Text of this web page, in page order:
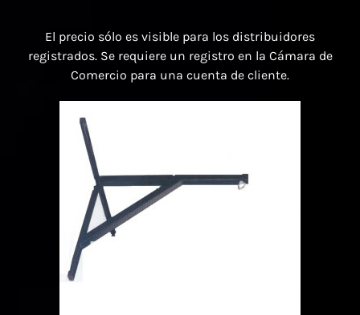
El precio sólo es visible para los distribuidores
registrados. Se requiere un registro en la Cámara de
Comercio para una cuenta de cliente.